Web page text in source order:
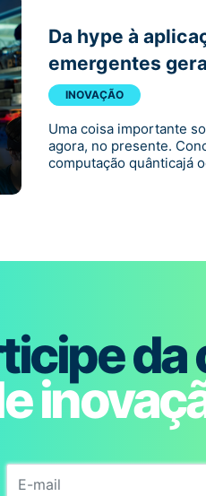
Da hype à
emergentes
INOVAÇÃO
Uma coisa importante
agora, no presente.
computação quânticajá
da